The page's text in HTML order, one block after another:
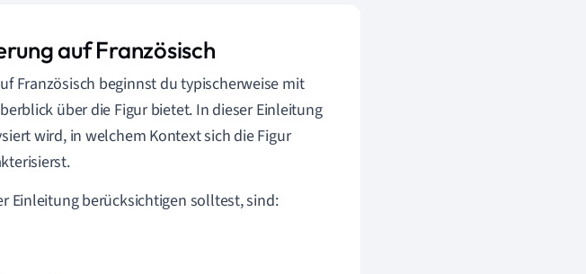
auf Französisch
Französisch beginnst du typischerweise mit
über die Figur bietet. In dieser Einleitung
wird, in welchem Kontext sich die Figur
Einleitung berücksichtigen solltest, sind: